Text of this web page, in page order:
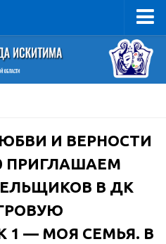
И ВЕРНОСТИ
ПРИГЛАШАЕМ
В ДК
1 — МОЯ СЕМЬЯ. В